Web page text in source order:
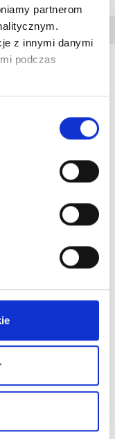
partnerom
z innymi danymi
podczas